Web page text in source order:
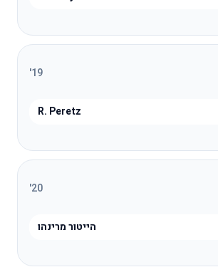
19
'
R. Peretz
20
'
הייטור מרינהו